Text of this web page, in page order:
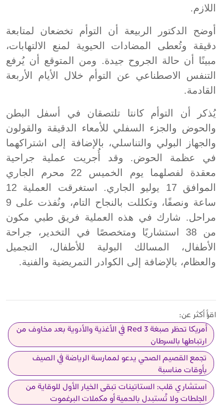
اللازم.
أوضح الدكتور الربيعة أن التوأم تخضعان لمتابعة
دقيقة وتُعطى المضادات الحيوية لمنع الالتهابات،
مبينًا أن حالة الجروح جيدة. ومن المتوقع أن يُرفع
التنفس الاصطناعي عن التوأم خلال الأيام الأربعة
القادمة.
يُذكر أن التوأم كانتا تلتصقان في أسفل البطن
والحوض والجزء السفلي للأمعاء الدقيقة والقولون
والجهاز البولي والتناسلي، بالإضافة إلى اشتراكهما
في عظمة الحوض. وقد أُجريت عملية جراحية
معقدة لفصلهما يوم الخميس 22 محرم الجاري
الموافق 17 يوليو الجاري. استغرقت العملية 12
ساعة ونصفًا، وتكللت بالنجاح التام، ونُفذت على 9
مراحل. شارك في هذه العملية فريق طبي مكون
من 38 استشاريًا ومتخصصًا في التخدير، جراحة
الأطفال، المسالك البولية للأطفال، التجميل
والعظام، بالإضافة إلى الكوادر التمريضية والفنية.
اقرأ أكثر عن:
أمريكا تحظر صبغة Red 3 في الأغذية والأدوية بعد مخاوف من
ارتباطها بالسرطان
تجمع القصيم الصحي يدعو لممارسة الرياضة في الصيف
بأوقات مناسبة
استشاري قلب: الستاتينات تبقى الخيار الأول للوقاية من
الجلطات ولا تُستبدل بالحمية أو مكملات البرغموت